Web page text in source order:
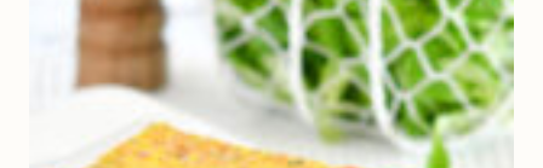
COMME
À
MARSEILLE